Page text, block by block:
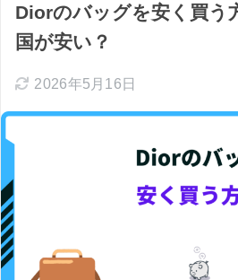
Diorのバッグを安く買う
国が安い？
2026年5月16日